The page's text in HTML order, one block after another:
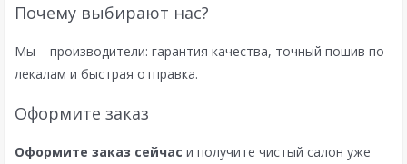
Почему выбирают нас?
Мы – производители: гарантия качества, точный пошив по
лекалам и быстрая отправка.
Оформите заказ
Оформите заказ сейчас и получите чистый салон уже